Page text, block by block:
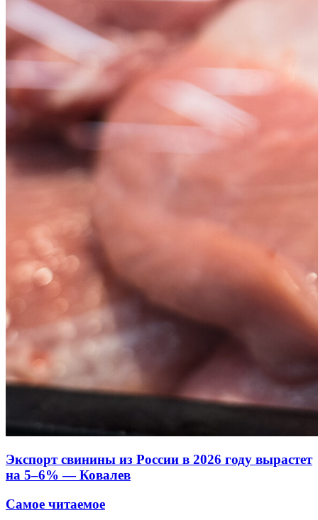
Экспорт свинины из России в 2026 году вырастет
на 5–6% — Ковалев
Самое читаемое